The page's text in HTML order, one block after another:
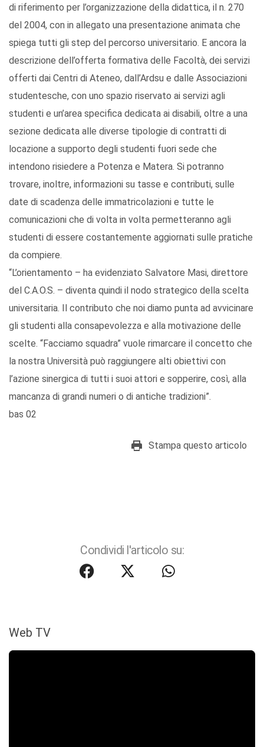
di riferimento per l’organizzazione della didattica, il n. 270
del 2004, con in allegato una presentazione animata che
spiega tutti gli step del percorso universitario. E ancora la
descrizione dell’offerta formativa delle Facoltà, dei servizi
offerti dai Centri di Ateneo, dall’Ardsu e dalle Associazioni
studentesche, con uno spazio riservato ai servizi agli
studenti e un’area specifica dedicata ai disabili, oltre a una
sezione dedicata alle diverse tipologie di contratti di
locazione a supporto degli studenti fuori sede che
intendono risiedere a Potenza e Matera. Si potranno
trovare, inoltre, informazioni su tasse e contributi, sulle
date di scadenza delle immatricolazioni e tutte le
comunicazioni che di volta in volta permetteranno agli
studenti di essere costantemente aggiornati sulle pratiche
da compiere.
“L’orientamento – ha evidenziato Salvatore Masi, direttore
del C.A.O.S. – diventa quindi il nodo strategico della scelta
universitaria. Il contributo che noi diamo punta ad avvicinare
gli studenti alla consapevolezza e alla motivazione delle
scelte. “Facciamo squadra” vuole rimarcare il concetto che
la nostra Università può raggiungere alti obiettivi con
l’azione sinergica di tutti i suoi attori e sopperire, così, alla
mancanza di grandi numeri o di antiche tradizioni”.
bas 02
Stampa questo articolo
Condividi l'articolo su:
Web TV